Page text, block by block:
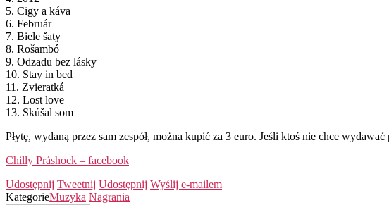
5. Cigy a káva
6. Február
7. Biele šaty
8. Rošambó
9. Odzadu bez lásky
10. Stay in bed
11. Zvieratká
12. Lost love
13. Skúšal som
Płytę, wydaną przez sam zespół, można kupić za 3 euro. Jeśli ktoś nie chce
Chilly Práshock – facebook
Udostępnij Tweetnij Udostępnij Wyślij e-mailem
KategorieMuzyka Nagrania